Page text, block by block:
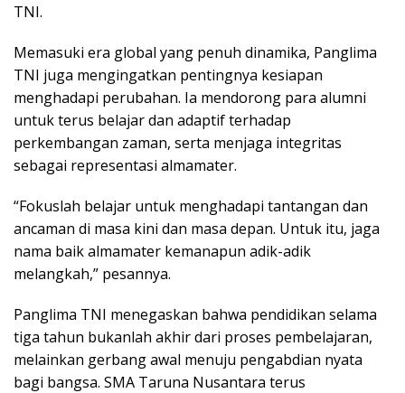
TNI.
Memasuki era global yang penuh dinamika, Panglima
TNI juga mengingatkan pentingnya kesiapan
menghadapi perubahan. Ia mendorong para alumni
untuk terus belajar dan adaptif terhadap
perkembangan zaman, serta menjaga integritas
sebagai representasi almamater.
“Fokuslah belajar untuk menghadapi tantangan dan
ancaman di masa kini dan masa depan. Untuk itu, jaga
nama baik almamater kemanapun adik-adik
melangkah,” pesannya.
Panglima TNI menegaskan bahwa pendidikan selama
tiga tahun bukanlah akhir dari proses pembelajaran,
melainkan gerbang awal menuju pengabdian nyata
bagi bangsa. SMA Taruna Nusantara terus